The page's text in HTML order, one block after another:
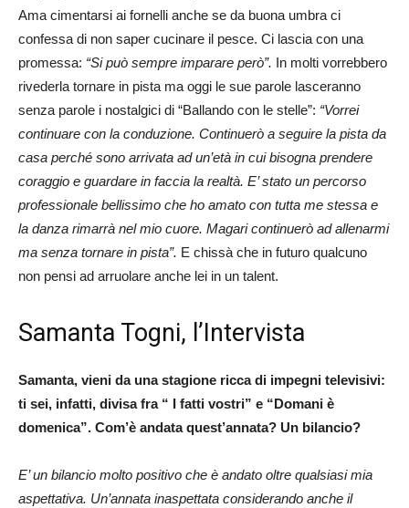
Ama cimentarsi ai fornelli anche se da buona umbra ci
confessa di non saper cucinare il pesce. Ci lascia con una
promessa: “Si può sempre imparare però”. In molti vorrebbero
rivederla tornare in pista ma oggi le sue parole lasceranno
senza parole i nostalgici di “Ballando con le stelle”: “Vorrei
continuare con la conduzione. Continuerò a seguire la pista da
casa perché sono arrivata ad un’età in cui bisogna prendere
coraggio e guardare in faccia la realtà. E’ stato un percorso
professionale bellissimo che ho amato con tutta me stessa e
la danza rimarrà nel mio cuore. Magari continuerò ad allenarmi
ma senza tornare in pista”. E chissà che in futuro qualcuno
non pensi ad arruolare anche lei in un talent.
Samanta Togni, l’Intervista
Samanta, vieni da una stagione ricca di impegni televisivi:
ti sei, infatti, divisa fra “ I fatti vostri” e “Domani è
domenica”. Com’è andata quest’annata? Un bilancio?
E’ un bilancio molto positivo che è andato oltre qualsiasi mia
aspettativa. Un’annata inaspettata considerando anche il